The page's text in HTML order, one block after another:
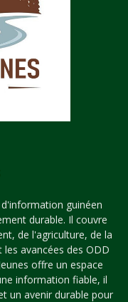
guinéen
durable. Il couvre
de l'agriculture, de la
avancées des ODD
offre un espace
information fiable, il
un avenir durable pour